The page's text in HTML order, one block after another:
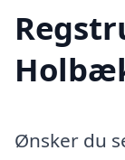
Ønsker du